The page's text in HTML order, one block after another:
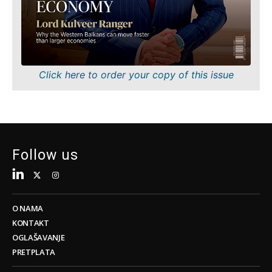
Znanost
Rudarstvo
Maloprodaja
Tehnologija
Tehnologija
Telekom
Turizam
Trgovina
Mišljenje
Svijet
Analiza
Discover
Click here to order your copy of this issue
Follow us
O NAMA
KONTAKT
OGLAŠAVANJE
PRETPLATA